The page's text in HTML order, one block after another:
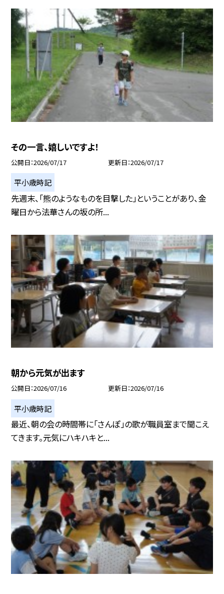
その一言、嬉しいですよ！
公開日 2026/07/17 更新日 2026/07/17
平小歳時記
先週末、「熊のようなものを目撃した」ということがあり、金
曜日から法華さんの坂の所...
朝から元気が出ます
公開日 2026/07/16 更新日 2026/07/16
平小歳時記
最近、朝の会の時間帯に「さんぽ」の歌が職員室まで聞こえ
てきます。元気にハキハキと...